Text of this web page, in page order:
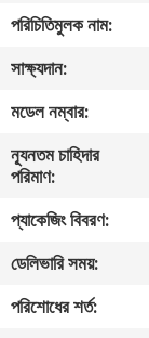
ভ্রমণ
মান
যোগাযোগ
করুন
পরিচিতিমুলক নাম:
সাক্ষ্যদান:
মডেল নম্বার:
ন্যূনতম চাহিদার
পরিমাণ:
প্যাকেজিং বিবরণ:
ডেলিভারি সময়:
পরিশোধের শর্ত: